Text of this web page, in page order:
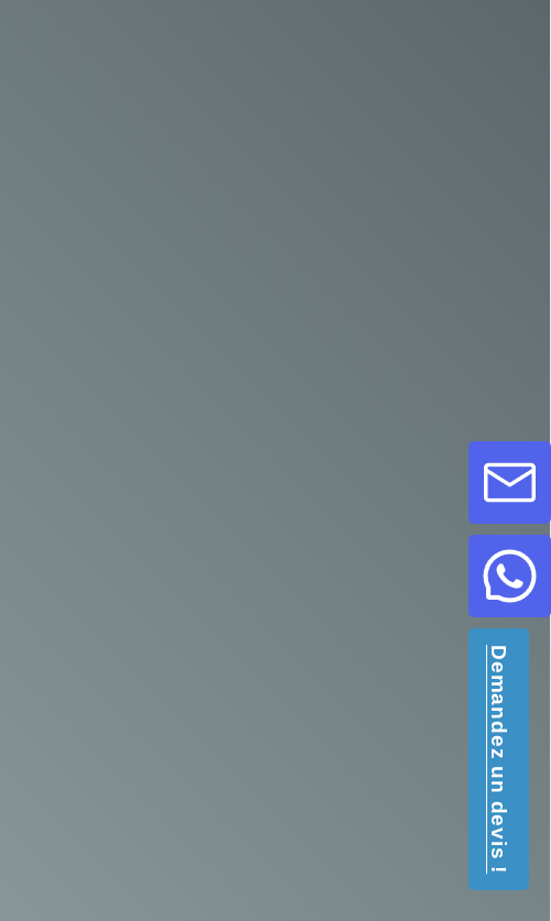
Demandez un devis !